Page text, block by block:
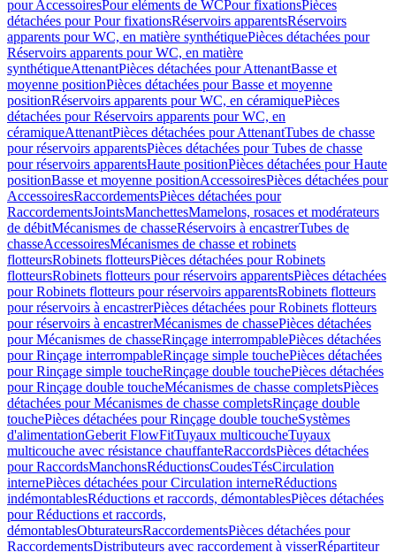
pour AccessoiresPour eléments de WCPour fixationsPièces
détachées pour Pour fixationsRéservoirs apparentsRéservoirs
apparents pour WC, en matière synthétiquePièces détachées pour
Réservoirs apparents pour WC, en matière
synthétiqueAttenantPièces détachées pour AttenantBasse et
moyenne positionPièces détachées pour Basse et moyenne
positionRéservoirs apparents pour WC, en céramiquePièces
détachées pour Réservoirs apparents pour WC, en
céramiqueAttenantPièces détachées pour AttenantTubes de chasse
pour réservoirs apparentsPièces détachées pour Tubes de chasse
pour réservoirs apparentsHaute positionPièces détachées pour Haute
positionBasse et moyenne positionAccessoiresPièces détachées pour
AccessoiresRaccordementsPièces détachées pour
RaccordementsJointsManchettesMamelons, rosaces et modérateurs
de débitMécanismes de chasseRéservoirs à encastrerTubes de
chasseAccessoiresMécanismes de chasse et robinets
flotteursRobinets flotteursPièces détachées pour Robinets
flotteursRobinets flotteurs pour réservoirs apparentsPièces détachées
pour Robinets flotteurs pour réservoirs apparentsRobinets flotteurs
pour réservoirs à encastrerPièces détachées pour Robinets flotteurs
pour réservoirs à encastrerMécanismes de chassePièces détachées
pour Mécanismes de chasseRinçage interrompablePièces détachées
pour Rinçage interrompableRinçage simple touchePièces détachées
pour Rinçage simple toucheRinçage double touchePièces détachées
pour Rinçage double toucheMécanismes de chasse completsPièces
détachées pour Mécanismes de chasse completsRinçage double
touchePièces détachées pour Rinçage double toucheSystèmes
d'alimentationGeberit FlowFitTuyaux multicoucheTuyaux
multicouche avec résistance chauffanteRaccordsPièces détachées
pour RaccordsManchonsRéductionsCoudesTésCirculation
internePièces détachées pour Circulation interneRéductions
indémontablesRéductions et raccords, démontablesPièces détachées
pour Réductions et raccords,
démontablesObturateursRaccordementsPièces détachées pour
RaccordementsDistributeurs avec raccordement à visserRépartiteur